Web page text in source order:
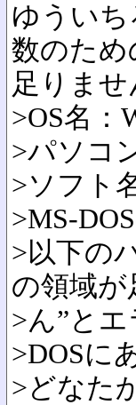
ゆういち
数のため
足りませ
>OS名：
>パソコ
>ソフト
>MS-
>以下の
の領域が
>ん”とエ
>DOSに
>どなた